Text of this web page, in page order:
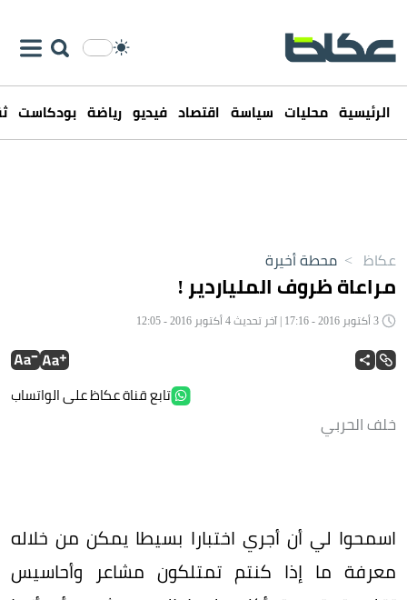
الرئيسية محليات سياسة اقتصاد فيديو رياضة بودكاست
عكاظ > محطة أخيرة
مراعاة ظروف الملياردير !
تابع قناة عكاظ على الواتساب
خلف الحربي
اسمحوا لي أن أجري اختبارا بسيطا يمكن من خلاله
معرفة ما إذا كنتم تمتلكون مشاعر وأحاسيس